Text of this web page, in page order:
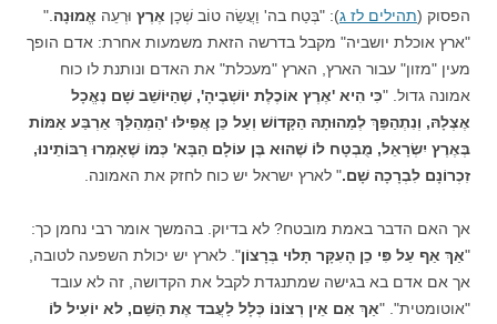
הפסוק (תהילים לז ג): "בְּטַח בה' וַעֲשֵׂה טוֹב שְׁכָן אֶרֶץ וּרְעֵה אֱמוּנָה ."
"ארץ אוכלת יושביה" מקבל בדרשה הזאת משמעות אחרת: אדם הופך
מעין "מזון" עבור הארץ, הארץ "מעכלת" את האדם ונותנת לו כוח
אמונה גדול. "כִּי הִיא 'אֶרֶץ אוֹכֶלֶת יוֹשְׁבֶיהָ', שֶׁהַיּוֹשֵׁב שָׁם נֶאֱכָל
אֶצְלָהּ, וְנִתְהַפֵּךְ לְמַהוּתָהּ הַקָּדוֹשׁ וְעַל כֵּן אֲפִילּוּ 'הַמְהַלֵּךְ אַרְבַּע אַמּוֹת
בְּאֶרֶץ יִשְׂרָאֵל, מֻבְטָח לוֹ שֶׁהוּא בֶּן עוֹלָם הַבָּא' כְּמוֹ שֶׁאָמְרוּ רַבּוֹתֵינוּ,
זִכְרוֹנָם לִבְרָכָה שָׁם." לארץ ישראל יש כוח לחזק את האמונה.
אך האם הדבר באמת מובטח? לא בדיוק. בהמשך אומר רבי נחמן כך:
"אַךְ אַף עַל פִּי כֵן הָעִקָּר תָּלוּי בְּרָצוֹן". לארץ יש יכולת השפעה לטובה,
אך אם אדם בא בגישה שמתנגדת לקבל את הקדושה, זה לא עובד
"אוטומטית". "אַךְ אִם אֵין רְצוֹנוֹ כְּלָל לַעֲבד אֶת הַשֵּׁם, לא יוֹעִיל לוֹ